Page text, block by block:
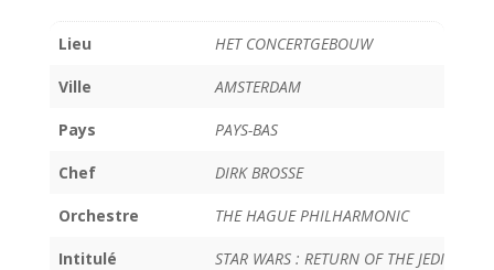
Lieu HET CONCERTGEBOUW
Ville AMSTERDAM
Pays PAYS-BAS
Chef DIRK BROSSE
Orchestre THE HAGUE PHILHARMONIC
Intitulé STAR WARS : RETURN OF THE JEDI